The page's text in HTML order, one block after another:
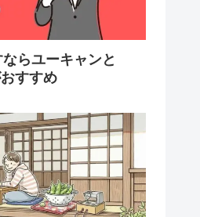
らユーキャンと
すすめ